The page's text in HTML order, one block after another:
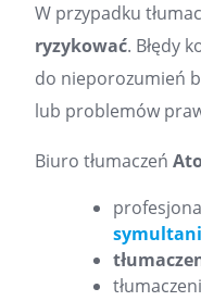
W przypadku
ryzykować. Błędy
do nieporozumień
lub problemów
Biuro tłumaczeń